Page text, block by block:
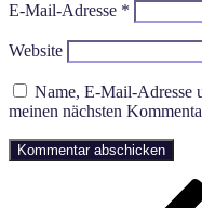
E-Mail-Adresse *
Website
Name, E-Mail-Adresse
meinen nächsten